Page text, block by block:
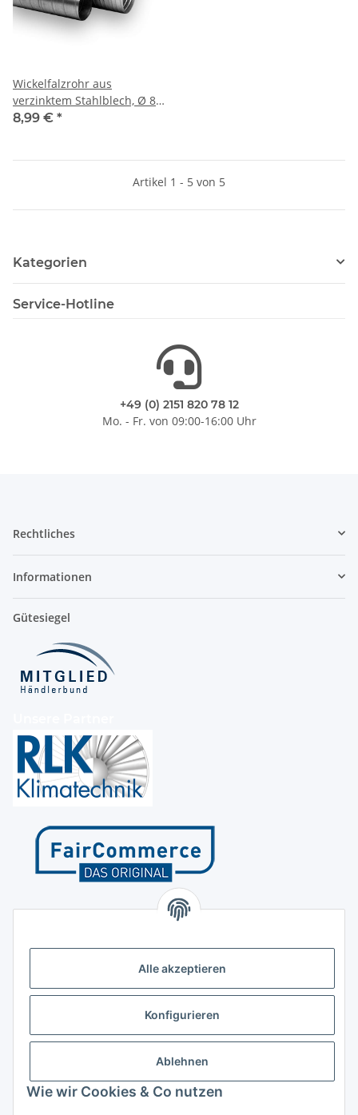
Alle akzeptieren
Konfigurieren
Ablehnen
Wie wir Cookies & Co nutzen
Wickelfalzrohr aus
verzinktem Stahlblech, Ø 80-
355 mm, 1,5 m WFR
8,99 € *
Artikel 1 - 5 von 5
Kategorien
Service-Hotline
+49 (0) 2151 820 78 12
Mo. - Fr. von 09:00-16:00 Uhr
Rechtliches
Informationen
Gütesiegel
Finden Sie uns auf Google Maps